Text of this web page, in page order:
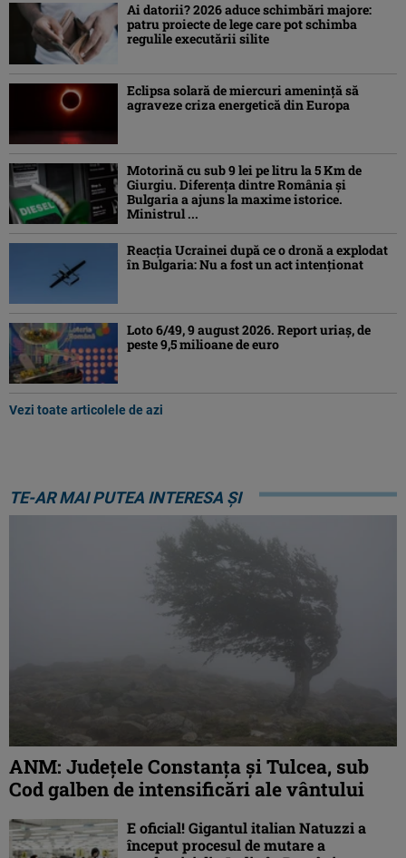
Ai datorii? 2026 aduce schimbări majore:
patru proiecte de lege care pot schimba
regulile executării silite
Eclipsa solară de miercuri ameninţă să
agraveze criza energetică din Europa
Motorină cu sub 9 lei pe litru la 5 Km de
Giurgiu. Diferența dintre România și
Bulgaria a ajuns la maxime istorice.
Ministrul ...
Reacția Ucrainei după ce o dronă a explodat
în Bulgaria: Nu a fost un act intenționat
Loto 6/49, 9 august 2026. Report uriaș, de
peste 9,5 milioane de euro
Vezi toate articolele de azi
TE-AR MAI PUTEA INTERESA ȘI
ANM: Judeţele Constanţa şi Tulcea, sub
Cod galben de intensificări ale vântului
E oficial! Gigantul italian Natuzzi a
început procesul de mutare a